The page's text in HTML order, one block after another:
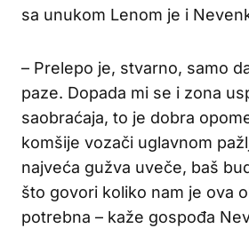
sa unukom Lenom je i
– Prelepo je, stvarno, samo
paze. Dopada mi se i zona
saobraćaja, to je dobra
komšije vozači uglavnom
najveća gužva uveče, baš
što govori koliko nam je ova
potrebna – kaže gospođa